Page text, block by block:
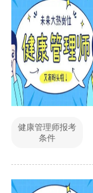
健康管理师报考
条件